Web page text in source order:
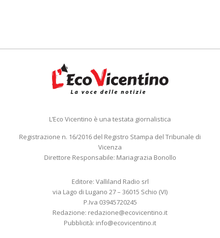
L’Eco Vicentino è una testata giornalistica
Registrazione n. 16/2016 del Registro Stampa del Tribunale di
Vicenza
Direttore Responsabile: Mariagrazia Bonollo
Editore: Valliland Radio srl
via Lago di Lugano 27 – 36015 Schio (VI)
P.Iva 03945720245
Redazione: redazione@ecovicentino.it
Pubblicità: info@ecovicentino.it